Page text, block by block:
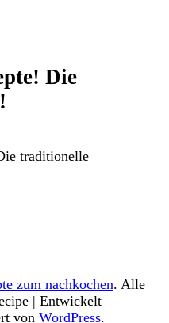
Die
traditionelle
zum nachkochen. Alle
| Entwickelt
von WordPress.